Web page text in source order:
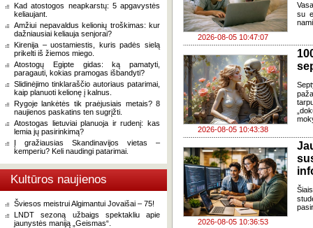
Kad atostogos neapkarstų: 5 apgavystės
keliaujant.
Amžiui nepavaldus kelionių troškimas: kur
dažniausiai keliauja senjorai?
Kirenija – uostamiestis, kuris padės sielą
prikelti iš žiemos miego.
Atostogų Egipte gidas: ką pamatyti,
paragauti, kokias pramogas išbandyti?
Slidinėjimo tinklaraščio autoriaus patarimai,
kaip planuoti kelionę į kalnus.
Rygoje lankėtės tik praėjusiais metais? 8
naujienos paskatins ten sugrįžti.
Atostogas lietuviai planuoja ir rudenį: kas
lemia jų pasirinkimą?
Į gražiausias Skandinavijos vietas –
kemperiu? Keli naudingi patarimai.
Kultūros naujienos
Šviesos meistrui Algimantui Jovaišai – 75!
LNDT sezoną užbaigs spektakliu apie
jaunystės maniją „Geismas“.
2026-08-05 10:47:07
su
2026-08-05 10:43:38
2026-08-05 10:36:53